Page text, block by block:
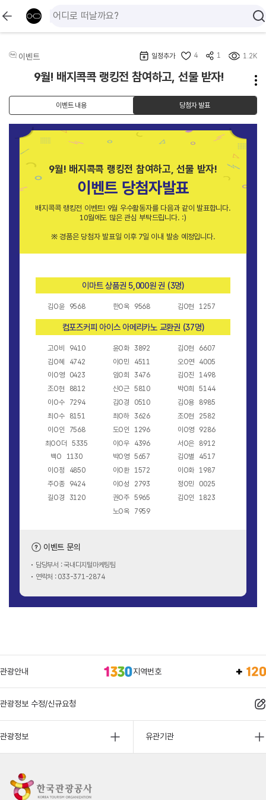
일정추가 4 1 1.2K
이벤트
9월! 배지콕콕 랭킹전 참여하고, 선물 받자!
이벤트 내용 당첨자 발표
9월! 배지콕콕 랭킹전 참여하고, 선물 받자!
이벤트 당첨자발표
배지콕콕 랭킹전 이벤트! 9월 우수활동자를 다음과 같이 발표합니다.
10월에도 많은 관심 부탁드립니다. :)
※ 경품은 당첨자 발표일 이후 7일 이내 발송 예정입니다.
이마트 상품권 5,000원 권 (3명)
김O윤 9568 한O옥 9568 김O현 1257
컴포즈커피 아이스 아메리카노 교환권 (37명)
고O비 9410 윤O화 3892 김O현
6607
김O혜
4742 이O민 4511 오O연
4005
이O영
0423 임O희 3476 김O진
1498
조O현
8812 신O근 5810 박O희
5144
이O수
7294 김O경 0510 김O용
8985
최O수
8151 최O하 3626 조O현
2582
이O인
7568 도O인 1296 이O영
9286
최OO더
5335 이O우 4396 서O은
8912
백O
1130 박O영 5657 김O별
4517
이O정
4850 이O환 1572 이O화
1987
주O종
9424 이O성 2793 정O민
0025
길O경
3120 권O주 5965 김O인
1823
노O옥
7959
이벤트 문의
담당부서 : 국내디지털마케팅팀
연락처 : 033-371-2874
관광안내 지역번호
관광정보 수정/신규요청
관광정보 유관기관